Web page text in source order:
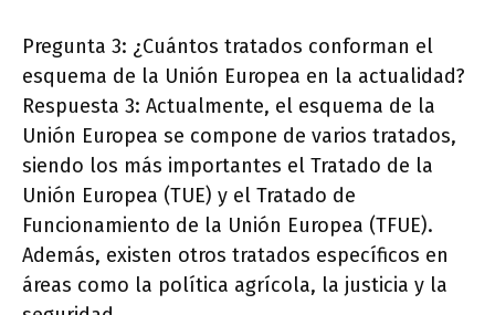
Pregunta 3: ¿Cuántos tratados conforman el
esquema de la Unión Europea en la actualidad?
Respuesta 3: Actualmente, el esquema de la
Unión Europea se compone de varios tratados,
siendo los más importantes el Tratado de la
Unión Europea (TUE) y el Tratado de
Funcionamiento de la Unión Europea (TFUE).
Además, existen otros tratados específicos en
áreas como la política agrícola, la justicia y la